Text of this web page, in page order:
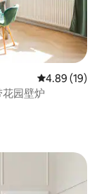
平均评分
4.89 (19)
园壁炉